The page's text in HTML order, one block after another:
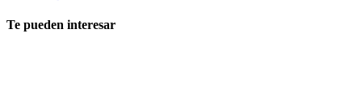
Te pueden interesar